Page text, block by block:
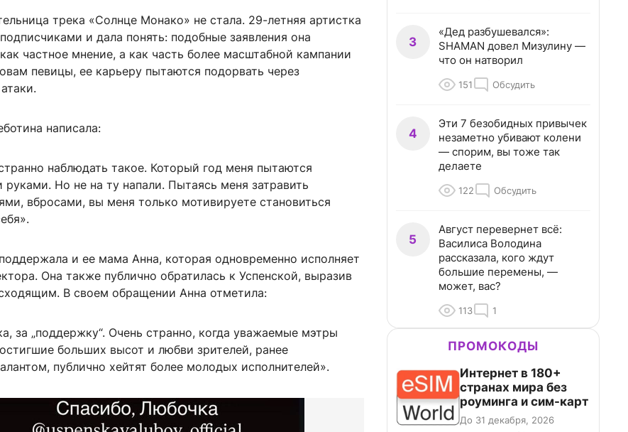
трека «Солнце Монако» не стала. 29-летняя артистка
и дала понять: подобные заявления она
частное мнение, а как часть более масштабной кампании
певицы, ее карьеру пытаются подорвать через
написала:
наблюдать такое. Который год меня пытаются
руками. Но не на ту напали. Пытаясь меня затравить
вбросами, вы меня только мотивируете становиться
и ее мама Анна, которая одновременно исполняет
Она также публично обратилась к Успенской, выразив
В своем обращении Анна отметила:
за „поддержку“. Очень странно, когда уважаемые мэтры
больших высот и любви зрителей, ранее
публично хейтят более молодых исполнителей».
3
«Дед разбушевался»:
SHAMAN довел Мизулину —
что он натворил
151 Обсудить
4
Эти 7 безобидных привычек
незаметно убивают колени
— спорим, вы тоже так
делаете
122 Обсудить
5
Август перевернет всё:
Василиса Володина
рассказала, кого ждут
большие перемены, —
может, вас?
113 1
ПРОМОКОДЫ
Интернет в 180+
странах мира без
роуминга и сим-карт
До 31 декабря, 2026